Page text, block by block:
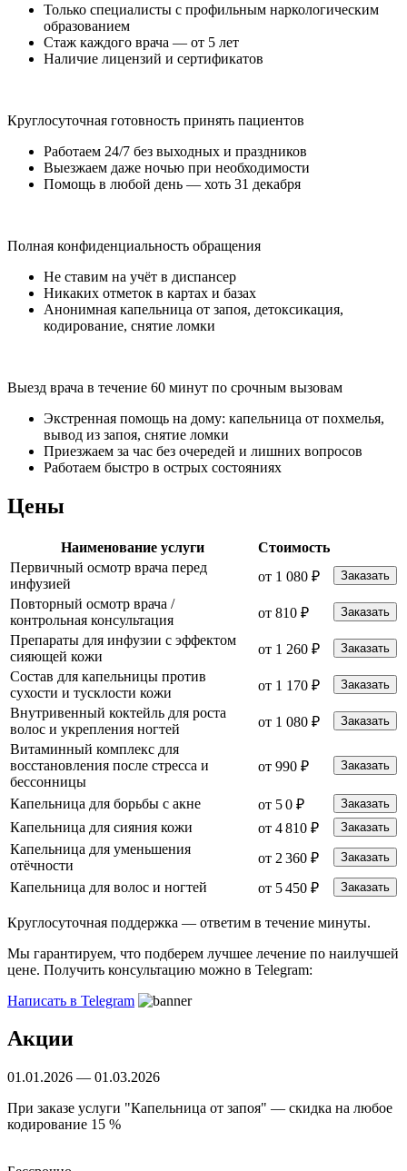
Только специалисты с профильным наркологическим
образованием
Стаж каждого врача — от 5 лет
Наличие лицензий и сертификатов
Круглосуточная готовность принять пациентов
Работаем 24/7 без выходных и праздников
Выезжаем даже ночью при необходимости
Помощь в любой день — хоть 31 декабря
Полная конфиденциальность обращения
Не ставим на учёт в диспансер
Никаких отметок в картах и базах
Анонимная капельница от запоя, детоксикация,
кодирование, снятие ломки
Выезд врача в течение 60 минут по срочным вызовам
Экстренная помощь на дому: капельница от похмелья,
вывод из запоя, снятие ломки
Приезжаем за час без очередей и лишних вопросов
Работаем быстро в острых состояниях
Цены
Наименование услуги
Стоимость
Первичный осмотр врача перед
инфузией
от 1 080 ₽ Заказать
Повторный осмотр врача /
контрольная консультация
от 810 ₽ Заказать
Препараты для инфузии с эффектом
сияющей кожи
от 1 260 ₽ Заказать
Состав для капельницы против
сухости и тусклости кожи
от 1 170 ₽ Заказать
Внутривенный коктейль для роста
волос и укрепления ногтей
от 1 080 ₽ Заказать
Витаминный комплекс для
восстановления после стресса и
бессонницы
от 990 ₽ Заказать
Капельница для борьбы с акне от 5 0 ₽ Заказать
Капельница для сияния кожи от 4 810 ₽ Заказать
Капельница для уменьшения
отёчности
от 2 360 ₽ Заказать
Капельница для волос и ногтей от 5 450 ₽ Заказать
Круглосуточная поддержка — ответим в течение минуты.
Мы гарантируем, что подберем лучшее лечение по наилучшей
цене. Получить консультацию можно в Telegram:
Написать в Telegram
Акции
01.01.2026 — 01.03.2026
При заказе услуги "Капельница от запоя" — скидка на любое
кодирование 15 %